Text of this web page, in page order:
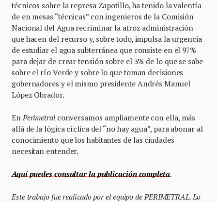
técnicos sobre la represa Zapotillo, ha tenido la valentía
de en mesas “técnicas” con ingenieros de la Comisión
Nacional del Agua recriminar la atroz administración
que hacen del recurso y, sobre todo, impulsa la urgencia
de estudiar el agua subterránea que consiste en el 97%
para dejar de crear tensión sobre el 3% de lo que se sabe
sobre el río Verde y sobre lo que toman decisiones
gobernadores y el mismo presidente Andrés Manuel
López Obrador.
EnPerimetralconversamos ampliamente con ella, más
allá de la lógica cíclica del “no hay agua”, para abonar al
conocimiento que los habitantes de las ciudades
necesitan entender.
Aquí puedes consultar la publicación completa.
Este trabajo fue realizado por el equipo de PERIMETRAL. Lo